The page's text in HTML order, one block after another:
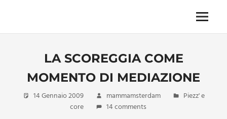
content
imprescindibile,
oggi
Menu
LA SCOREGGIA COME
MOMENTO DI MEDIAZIONE
14 Gennaio 2009 mammamsterdam
Piezz' e
core
14 comments